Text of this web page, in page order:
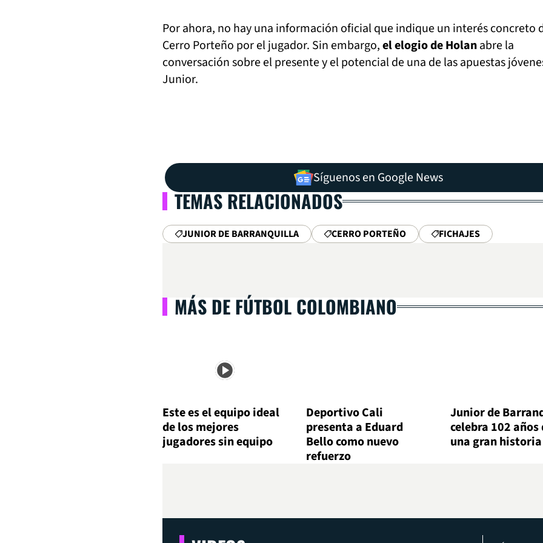
Por ahora, no hay una información oficial que indique un interés concreto
Cerro Porteño por el jugador. Sin embargo,el elogio de Holanabre la
conversación sobre el presente y el potencial de una de las apuestas
Junior.
Síguenos en Google News
TEMAS RELACIONADOS
JUNIOR DE BARRANQUILLA CERRO PORTEÑO FICHAJES
MÁS DE FÚTBOL COLOMBIANO
Este es el equipo ideal
de los mejores
jugadores sin equipo
Deportivo Cali
presenta a Eduard
Bello como nuevo
refuerzo
Junior de
celebra 102 años
una gran historia